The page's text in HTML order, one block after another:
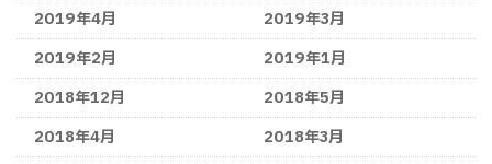
2019年4月
2019年3月
2019年2月
2019年1月
2018年12月
2018年5月
2018年4月
2018年3月